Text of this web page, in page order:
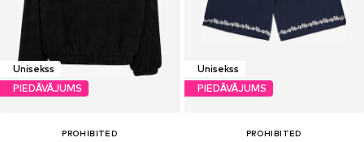
Unisekss
PIEDĀVĀJUMS
PROHIBITED
Unisekss
PIEDĀVĀJUMS
PROHIBITED